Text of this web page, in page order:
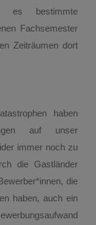
es bestimmte
Fachsemester
Zeiträumen dort
haben
auf unser
immer noch zu
die Gastländer
die
haben, auch ein